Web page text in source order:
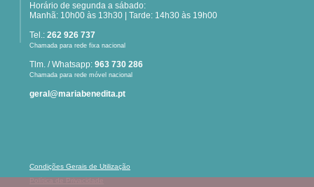
Horário de segunda a sábado:
Manhã: 10h00 às 13h30 | Tarde: 14h30 às 19h00
Tel.: 262 926 737
Chamada para rede fixa nacional
Tlm. / Whatsapp: 963 730 286
Chamada para rede móvel nacional
geral@mariabenedita.pt
Condições Gerais de Utilização